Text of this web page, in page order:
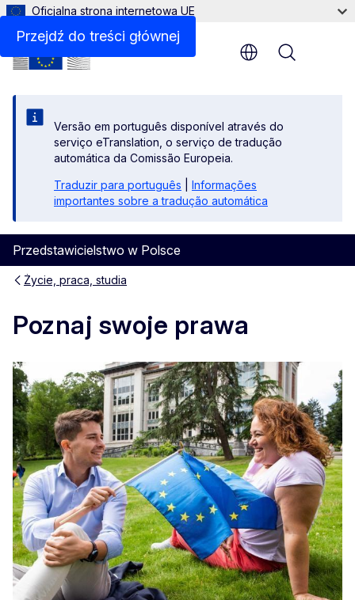
Przejdź do treści głównej
Oficjalna strona internetowa UE
Versão em português disponível através do
serviço eTranslation, o serviço de tradução
automática da Comissão Europeia.
Traduzir para português
Informações
importantes sobre a tradução automática
Przedstawicielstwo w Polsce
Menu
Życie, praca, studia
Poznaj swoje prawa